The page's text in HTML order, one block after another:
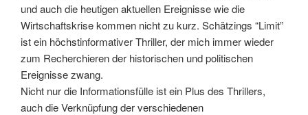
und auch die heutigen aktuellen Ereignisse wie die
Wirtschaftskrise kommen nicht zu kurz. Schätzings “Limit”
ist ein höchstinformativer Thriller, der mich immer wieder
zum Recherchieren der historischen und politischen
Ereignisse zwang.
Nicht nur die Informationsfülle ist ein Plus des Thrillers,
auch die Verknüpfung der verschiedenen